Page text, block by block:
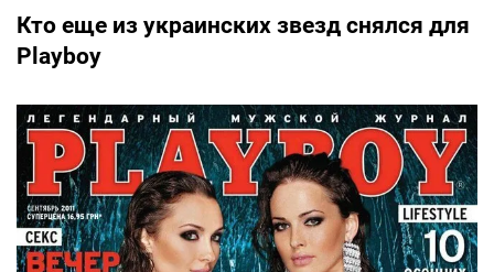
Кто еще из украинских звезд снялся для
Playboy